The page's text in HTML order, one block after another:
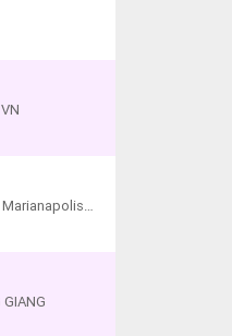
Trường TH, THCS, THPT Quốc Tế Bắc Mỹ Marianapolis - Cơ sở Biên Hòa